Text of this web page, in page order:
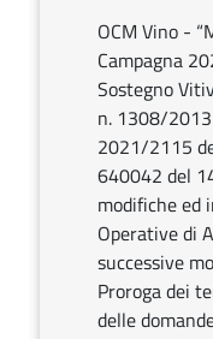
OCM Vino -
Campagna
Sostegno
n. 1308/2013
2021/2115
640042 del
modifiche ed
Operative di
successive
Proroga dei
delle